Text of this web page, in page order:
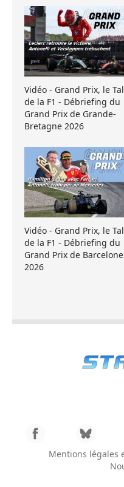
Vidéo - Grand Prix, le
de la F1 - Débriefing du
Grand Prix de Grande-
Bretagne 2026
Vidéo - Grand Prix, le
de la F1 - Débriefing du
Grand Prix de Barcelone
2026
Mentions légales